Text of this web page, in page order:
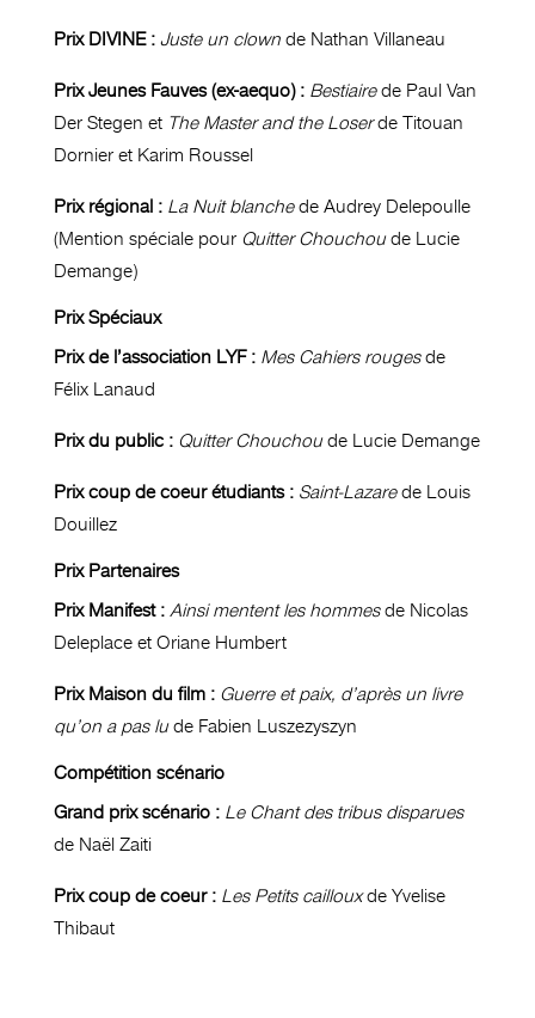
Prix DIVINE : Juste un clownde Nathan Villaneau
Prix Jeunes Fauves (ex-aequo) : Bestiairede Paul Van
Der Stegen et The Master and the Loserde Titouan
Dornier et Karim Roussel
Prix régional : La Nuit blanchede Audrey Delepoulle
(Mention spéciale pour Quitter Chouchoude Lucie
Demange)
Prix Spéciaux
Prix de l’association LYF : Mes Cahiers rougesde
Félix Lanaud
Prix du public : Quitter Chouchoude Lucie Demange
Prix coup de coeur étudiants : Saint-Lazarede Louis
Douillez
Prix Partenaires
Prix Manifest : Ainsi mentent les hommesde Nicolas
Deleplace et Oriane Humbert
Prix Maison du film : Guerre et paix, d’après un livre
qu’on a pas lude Fabien Luszezyszyn
Compétition scénario
Grand prix scénario : Le Chant des tribus disparues
de Naël Zaiti
Prix coup de coeur : Les Petits caillouxde Yvelise
Thibaut